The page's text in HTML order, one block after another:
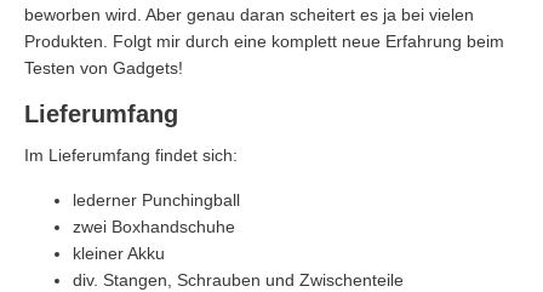
beworben wird. Aber genau daran scheitert es ja bei vielen
Produkten. Folgt mir durch eine komplett neue Erfahrung beim
Testen von Gadgets!
Lieferumfang
Im Lieferumfang findet sich:
lederner Punchingball
zwei Boxhandschuhe
kleiner Akku
div. Stangen, Schrauben und Zwischenteile